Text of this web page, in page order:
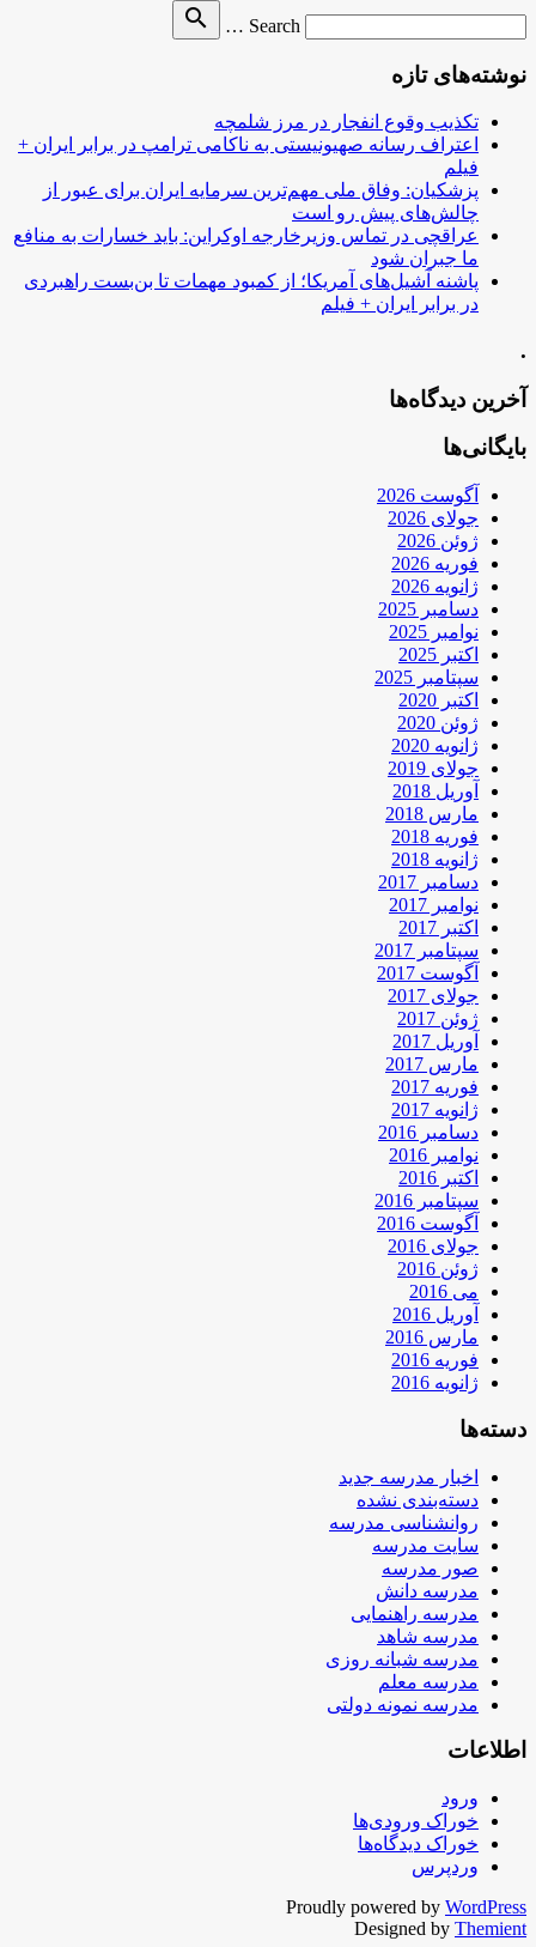
Search …
search
نوشته‌های تازه
تکذیب وقوع انفجار در مرز شلمچه
اعتراف رسانه صهیونیستی به ناکامی ترامپ در برابر ایران +
فیلم
پزشکیان: وفاق ملی مهم‌ترین سرمایه ایران برای عبور از
چالش‌های پیش رو است
عراقچی در تماس وزیرخارجه اوکراین: باید خسارات به منافع
ما جبران شود
پاشنه آشیل‌های آمریکا؛ از کمبود مهمات تا بن‌بست راهبردی
در برابر ایران + فیلم
.
آخرین دیدگاه‌ها
بایگانی‌ها
آگوست 2026
جولای 2026
ژوئن 2026
فوریه 2026
ژانویه 2026
دسامبر 2025
نوامبر 2025
اکتبر 2025
سپتامبر 2025
اکتبر 2020
ژوئن 2020
ژانویه 2020
جولای 2019
آوریل 2018
مارس 2018
فوریه 2018
ژانویه 2018
دسامبر 2017
نوامبر 2017
اکتبر 2017
سپتامبر 2017
آگوست 2017
جولای 2017
ژوئن 2017
آوریل 2017
مارس 2017
فوریه 2017
ژانویه 2017
دسامبر 2016
نوامبر 2016
اکتبر 2016
سپتامبر 2016
آگوست 2016
جولای 2016
ژوئن 2016
می 2016
آوریل 2016
مارس 2016
فوریه 2016
ژانویه 2016
دسته‌ها
اخبار مدرسه جدید
دسته‌بندی نشده
روانشناسی مدرسه
سایت مدرسه
صور مدرسه
مدرسه دانش
مدرسه راهنمایی
مدرسه شاهد
مدرسه شبانه روزی
مدرسه معلم
مدرسه نمونه دولتی
اطلاعات
ورود
خوراک ورودی‌ها
خوراک دیدگاه‌ها
وردپرس
Proudly powered by WordPress
Designed by Themient